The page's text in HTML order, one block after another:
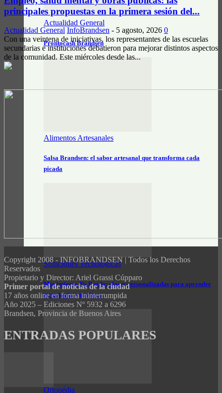
Actualidad General
Prontocash Brandsen
Alimentos Artesanales
Salsa Brandsen: el sabor artesanal que transforma cada
picada
Soluciones Tecnológicas
Movimiento Yo Puedo: clases personalizadas para aprender
tecnología a tu ritmo
Ortopédia
principales propuestas en la primera sesión del...
Actualidad General InfoBrandsen - 5 agosto, 2026 0
Con una veintena de iniciativas, los representantes de las escuelas
secundarias e instituciones debatieron para mejorar distintos aspectos
de la comunidad. Este miércoles desde las...
Copyright 2008 - INFOBRANDSEN | Todos los Derechos
Reservados
Propietario y Director: Ariel Grassi Cúpparo
Primer portal de noticias de la ciudad
17 años online en forma ininterrumpida
Año 2025 – Ediciones Nº 5932 a 6296
Brandsen, Provincia de Buenos Aires
ENTRADAS POPULARES